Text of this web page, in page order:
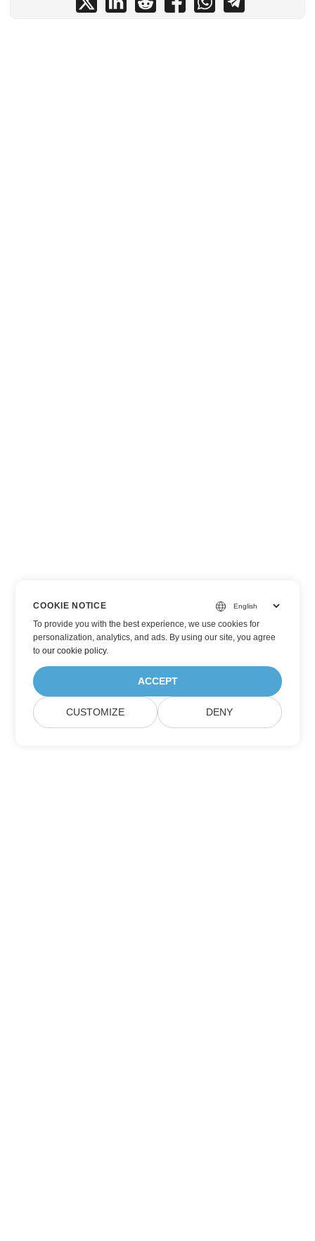
COOKIE NOTICE
To provide you with the best experience, we use cookies for
personalization, analytics, and ads. By using our site, you agree
toour cookie policy.
ACCEPT
CUSTOMIZE DENY